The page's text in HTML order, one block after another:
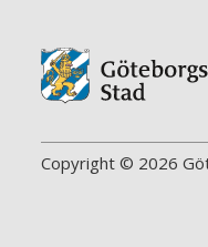
Copyright © 2026